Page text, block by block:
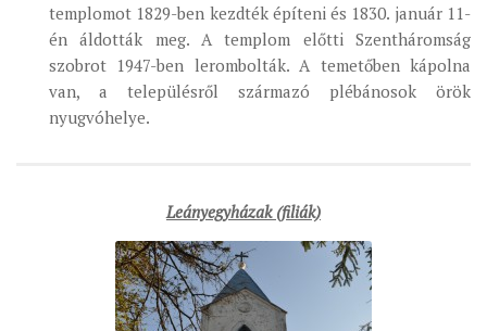
ZSINATI TAGOK
MUNKADOKUMENTUMOK
ZSINATI HÍREK-ÚJSÁG
PASZTORÁLSZOCIOLÓGIAI FELMÉRÉS
„GYERMEKVÉDELMI” KIHÍVÁSOK KÁNONJOGI
MEGKÖZELÍTÉSBEN
templomot 1829-ben kezdték építeni és 1830. január 11-
én áldották meg. A templom előtti Szentháromság
szobrot 1947-ben lerombolták. A temetőben kápolna
van, a településről származó plébánosok örök
nyugvóhelye.
Leányegyházak (filiák)